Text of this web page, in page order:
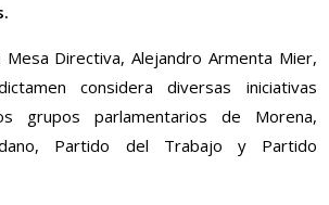
Directiva, Alejandro Armenta Mier,
considera diversas iniciativas
grupos parlamentarios de Morena,
Partido del Trabajo y Partido